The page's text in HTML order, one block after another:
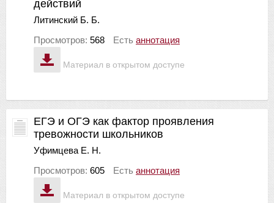
Материал в открытом доступе
действий
Литинский Б. Б.
Просмотров: 568 Есть аннотация
Материал в открытом доступе
ЕГЭ и ОГЭ как фактор проявления
тревожности школьников
Уфимцева Е. Н.
Просмотров: 605 Есть аннотация